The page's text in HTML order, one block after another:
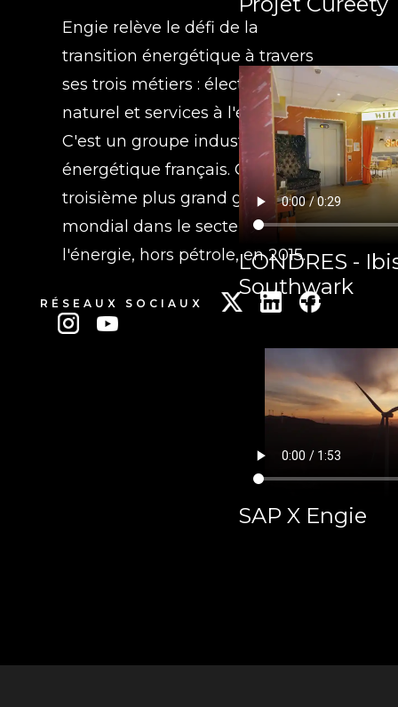
Engie relève le défi de la
transition énergétique à travers
ses trois métiers : électricité, gaz
naturel et services à l'énergie.
C'est un groupe industriel
énergétique français. C'est le
troisième plus grand groupe
mondial dans le secteur de
l'énergie, hors pétrole, en 2015.
RÉSEAUX SOCIAUX
LONDRES -
Southwark
SAP X Engie